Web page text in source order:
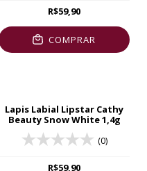
R$59,90
COMPRAR
Lapis Labial Lipstar Cathy
Beauty Snow White 1,4g
(0)
R$59,90